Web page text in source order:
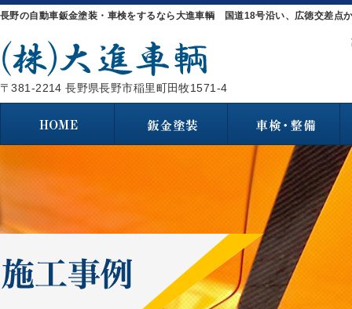
長野の自動車鈑金塗装・車検をするなら大進車輌 国道18号沿い、広徳交差点
〒381-2214 長野県長野市稲里町田牧1571-4